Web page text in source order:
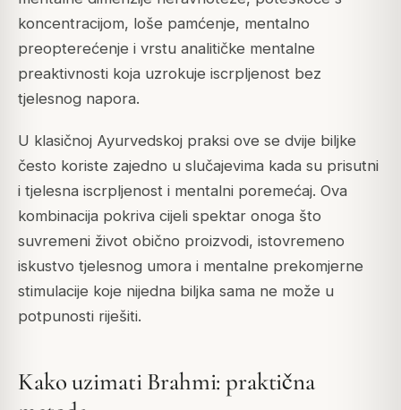
koncentracijom, loše pamćenje, mentalno
preopterećenje i vrstu analitičke mentalne
preaktivnosti koja uzrokuje iscrpljenost bez
tjelesnog napora.
U klasičnoj Ayurvedskoj praksi ove se dvije biljke
često koriste zajedno u slučajevima kada su prisutni
i tjelesna iscrpljenost i mentalni poremećaj. Ova
kombinacija pokriva cijeli spektar onoga što
suvremeni život obično proizvodi, istovremeno
iskustvo tjelesnog umora i mentalne prekomjerne
stimulacije koje nijedna biljka sama ne može u
potpunosti riješiti.
Kako uzimati Brahmi: praktična